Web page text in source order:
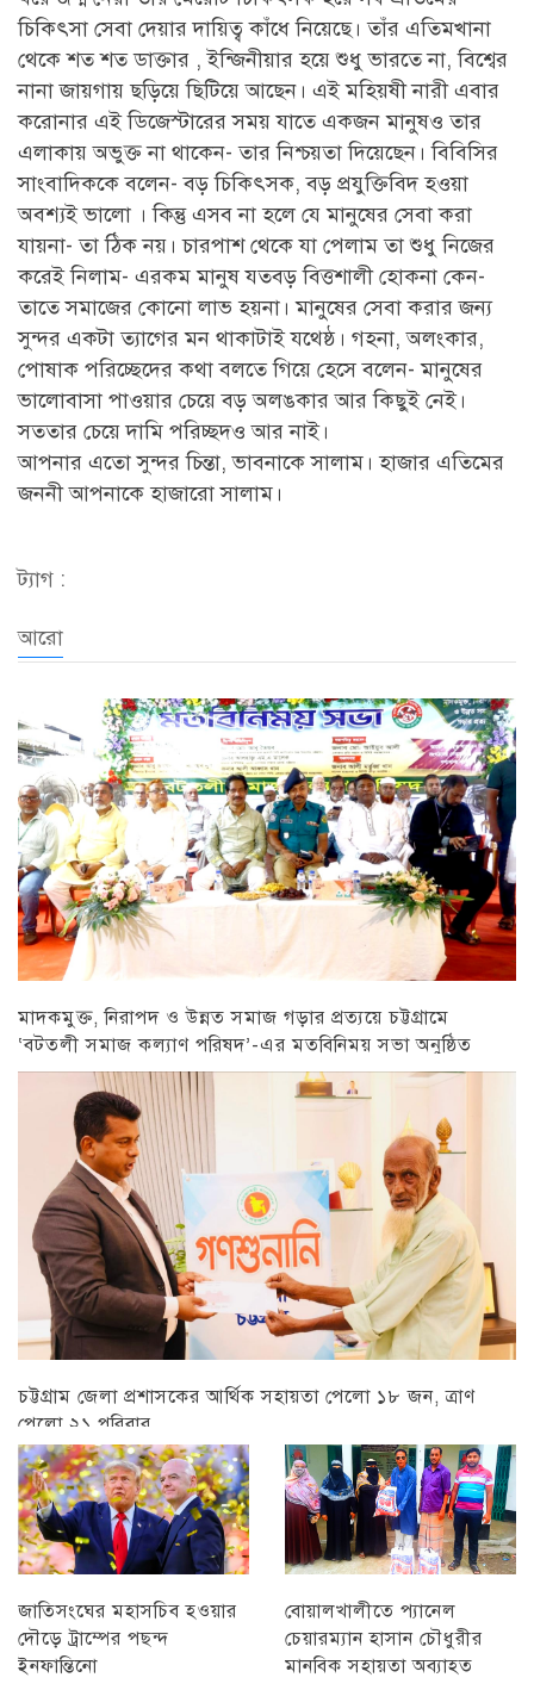
চিকিৎসা সেবা দেয়ার দায়িত্ব কাঁধে নিয়েছে। তাঁর এতিমখানা
থেকে শত শত ডাক্তার , ইন্জিনীয়ার হয়ে শুধু ভারতে না, বিশ্বের
নানা জায়গায় ছড়িয়ে ছিটিয়ে আছেন। এই মহিয়ষী নারী এবার
করোনার এই ডিজেস্টারের সময় যাতে একজন মানুষও তার
এলাকায় অভুক্ত না থাকেন- তার নিশ্চয়তা দিয়েছেন। বিবিসির
সাংবাদিককে বলেন- বড় চিকিৎসক, বড় প্রযুক্তিবিদ হওয়া
অবশ্যই ভালো । কিন্তু এসব না হলে যে মানুষের সেবা করা
যায়না- তা ঠিক নয়। চারপাশ থেকে যা পেলাম তা শুধু নিজের
করেই নিলাম- এরকম মানুষ যতবড় বিত্তশালী হোকনা কেন-
তাতে সমাজের কোনো লাভ হয়না। মানুষের সেবা করার জন্য
সুন্দর একটা ত্যাগের মন থাকাটাই যথেষ্ঠ। গহনা, অলংকার,
পোষাক পরিচ্ছেদের কথা বলতে গিয়ে হেসে বলেন- মানুষের
ভালোবাসা পাওয়ার চেয়ে বড় অলঙকার আর কিছুই নেই।
সততার চেয়ে দামি পরিচ্ছদও আর নাই।
আপনার এতো সুন্দর চিন্তা, ভাবনাকে সালাম। হাজার এতিমের
জননী আপনাকে হাজারো সালাম।
ট্যাগ :
আরো
মাদকমুক্ত, নিরাপদ ও উন্নত সমাজ গড়ার প্রত্যয়ে চট্টগ্রামে
‘বটতলী সমাজ কল্যাণ পরিষদ’-এর মতবিনিময় সভা অনুষ্ঠিত
চট্টগ্রাম
চট্টগ্রাম জেলা প্রশাসকের আর্থিক সহায়তা পেলো ১৮ জন, ত্রাণ
পেলো ২১ পরিবার
চট্টগ্রাম
জাতিসংঘের মহাসচিব হওয়ার
দৌড়ে ট্রাম্পের পছন্দ
ইনফান্তিনো
বোয়ালখালীতে প্যানেল
চেয়ারম্যান হাসান চৌধুরীর
মানবিক সহায়তা অব্যাহত